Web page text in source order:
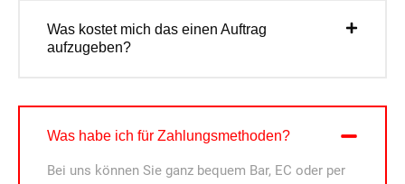
Was kostet mich das einen Auftrag
aufzugeben?
Was habe ich für Zahlungsmethoden?
Bei uns können Sie ganz bequem Bar, EC oder per